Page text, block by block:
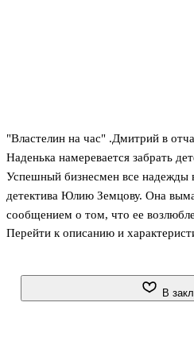
"Властелин на час" .Дмитрий в
Наденька намеревается забрать
Успешный бизнесмен все надежды
детектива Юлию Земцову. Она
сообщением о том, что ее
как няня по просьбе Дмитрия
утверждают: на месте
Перейти к описанию и
В